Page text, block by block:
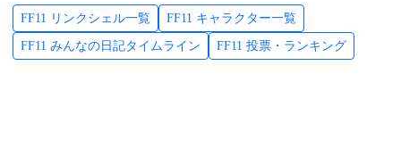
FF11 リンクシェル一覧 FF11 キャラクター一覧
FF11 みんなの日記タイムライン FF11 投票・ランキング